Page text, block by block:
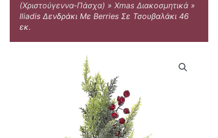
(Χριστούγεννα-Πάσχα) » Xmas Διακοσμητικά »
Iliadis Δενδράκι Με Berries Σε Τσουβαλάκι 46
εκ.